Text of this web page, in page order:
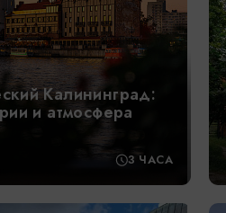
Калининград:
и атмосфера
3 ЧАСА